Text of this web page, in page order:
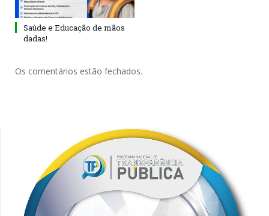
Saúde e Educação de mãos
dadas!
Os comentários estão fechados.